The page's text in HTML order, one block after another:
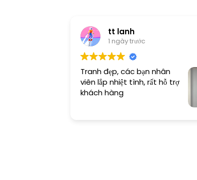
tt lanh
1 ngày trước
Tranh đẹp, các bạn nhân
viên lắp nhiệt tình, rất hỗ trợ
khách hàng